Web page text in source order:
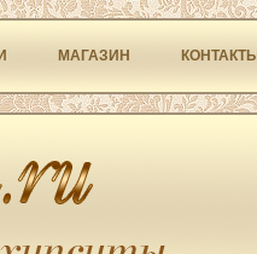
МАГАЗИН КОНТАКТЫ